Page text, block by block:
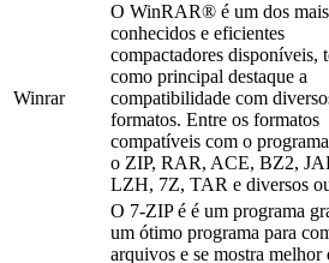
Winrar
O WinRAR® é um dos mais
conhecidos e eficientes
compactadores disponíveis,
como principal destaque a
compatibilidade com
formatos. Entre os formatos
compatíveis com o
o ZIP, RAR, ACE, BZ2,
LZH, 7Z, TAR e diversos
O 7-ZIP é é um programa
um ótimo programa para
arquivos e se mostra melhor